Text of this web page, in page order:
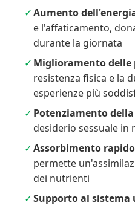
Aumento
e l'affaticamento,
durante la giornata
Miglioramento delle
resistenza fisica e la
esperienze più
Potenziamento
desiderio sessuale in
Assorbimento
permette
dei nutrienti
Supporto al sistema